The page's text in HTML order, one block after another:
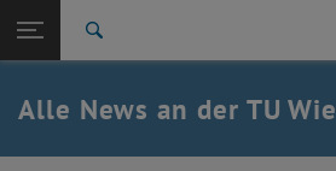
TU Login
Quicklinks
Quicklinks-Menü umschalten
Studium
Karriere
Alle News an der TU